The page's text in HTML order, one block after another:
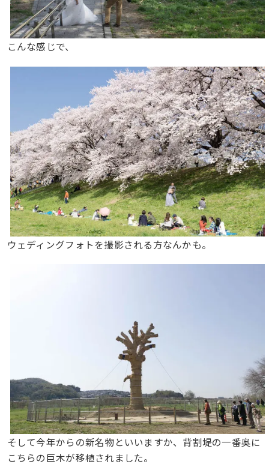
こんな感じで、
ウェディングフォトを撮影される方なんかも。
そして今年からの新名物といいますか、背割堤の一番奥に
こちらの巨木が移植されました。